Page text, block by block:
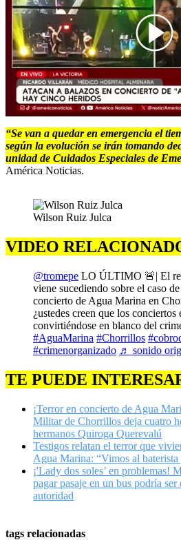
00:00/01:08
“Se van a quedar en emergencia el
según la evolución se irán tomando
unidad de Cuidados Especiales de
América Noticias.
Wilson Ruiz Julca
VIDEO
@tromepe LO ÚLTIMO 🚨| El
viene sucediendo sobre el caso
concierto de Agua Marina en
¿ustedes creen que los conciertos
convirtiéndose en blanco del
#AguaMarina #Chorrillos
#crimenorganizado ♬ sonido
TE PUEDE
¡Terror en concierto de Agua
Militar de Chorrillos deja cuatro
hermanos Quiroga Querevalú
Testigos relatan el terror que
Agua Marina: “Vimos al baterista
¡'Lady dos soles’ en problemas!
pagar pasaje en un bus podría
autoridad
tags relacionadas